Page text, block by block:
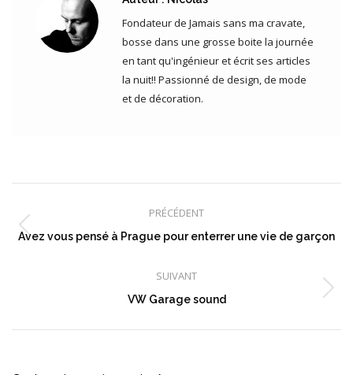
Fondateur de Jamais sans ma cravate,
bosse dans une grosse boite la journée
en tant qu'ingénieur et écrit ses articles
la nuit!! Passionné de design, de mode
et de décoration.
article
PRÉCÉDENT
Article
:
Avez vous pensé à Prague pour enterrer une vie de garçon
SUIVANT
Article
VW Garage sound